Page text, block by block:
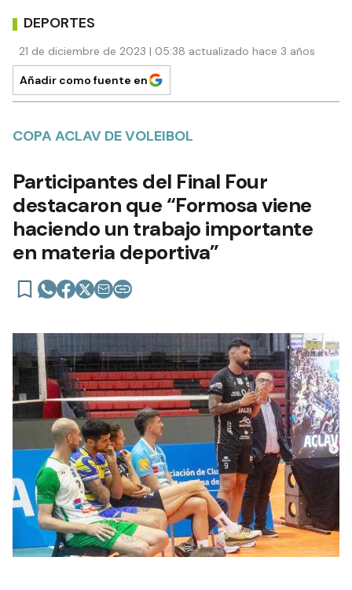
DEPORTES
21 de diciembre de 2023 | 05:38 actualizado hace 3 años
Añadir como fuente en
COPA ACLAV DE VOLEIBOL
Participantes del Final Four
destacaron que “Formosa viene
haciendo un trabajo importante
en materia deportiva”